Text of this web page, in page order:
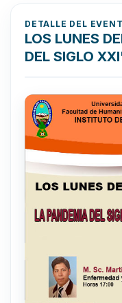
DETALLE DEL
LOS LUNES
DEL SIGLO